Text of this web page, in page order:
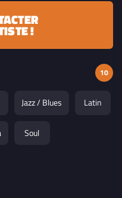
!
10
Jazz / Blues Latin
Soul